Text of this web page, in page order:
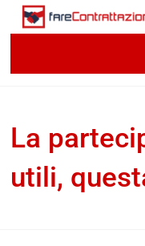
La
utili,